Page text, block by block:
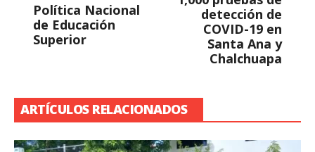
Política Nacional
de Educación
Superior
detección de
COVID-19 en
Santa Ana y
Chalchuapa
ARTÍCULOS RELACIONADOS